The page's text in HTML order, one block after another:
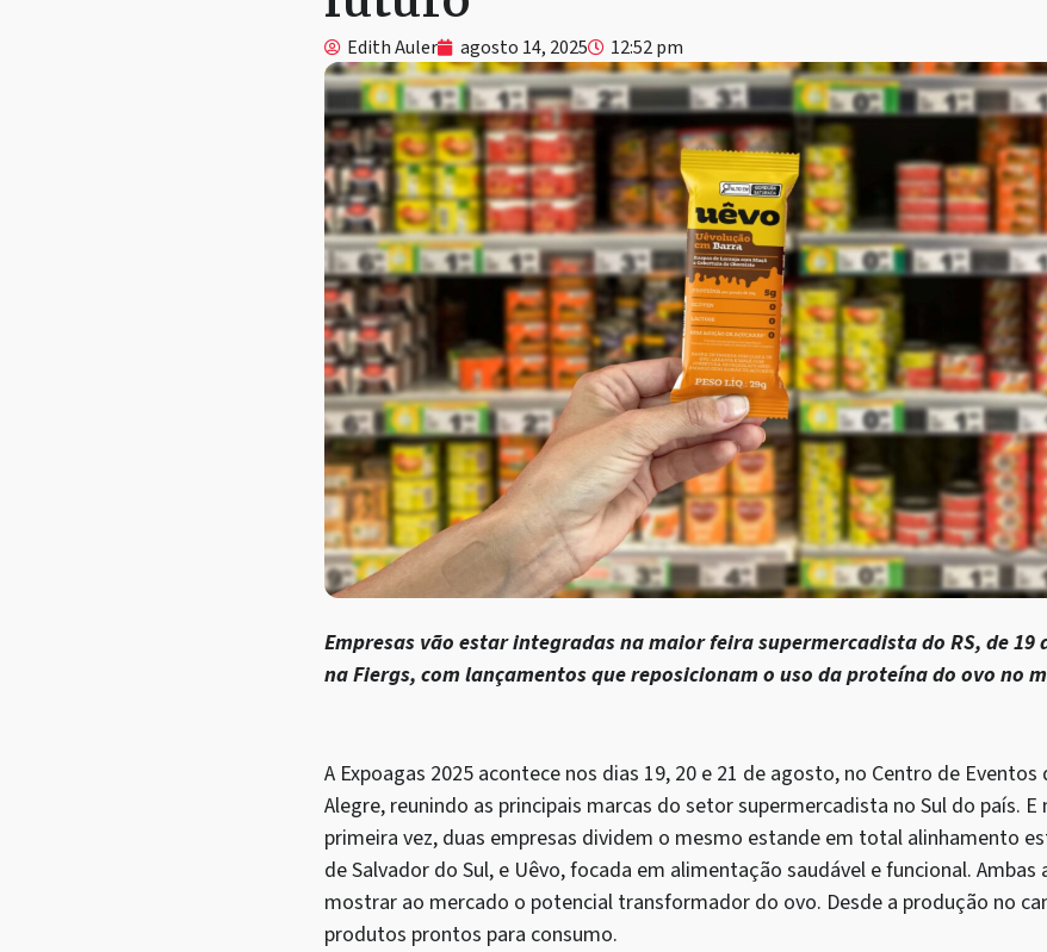
Edith Auler agosto 14, 2025 12:52 pm
Empresas vão estar integradas na maior feira supermercadista do RS, de 19
na Fiergs, com lançamentos que reposicionam o uso da proteína do ovo no
A Expoagas 2025 acontece nos dias 19, 20 e 21 de agosto, no Centro de
Alegre, reunindo as principais marcas do setor supermercadista no Sul do país. E
primeira vez, duas empresas dividem o mesmo estande em total alinhamento
de Salvador do Sul, e Uêvo, focada em alimentação saudável e funcional. Ambas
mostrar ao mercado o potencial transformador do ovo. Desde a produção no
produtos prontos para consumo.